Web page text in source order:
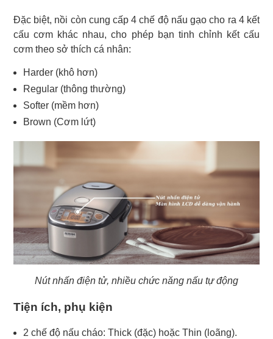
Đặc biệt, nồi còn cung cấp 4 chế độ nấu gạo cho ra 4 kết
cấu cơm khác nhau, cho phép bạn tinh chỉnh kết cấu
cơm theo sở thích cá nhân:
Harder (khô hơn)
Regular (thông thường)
Softer (mềm hơn)
Brown (Cơm lứt)
Nút nhấn điện tử, nhiều chức năng nấu tự động
Tiện ích, phụ kiện
2 chế độ nấu cháo: Thick (đặc) hoặc Thin (loãng).